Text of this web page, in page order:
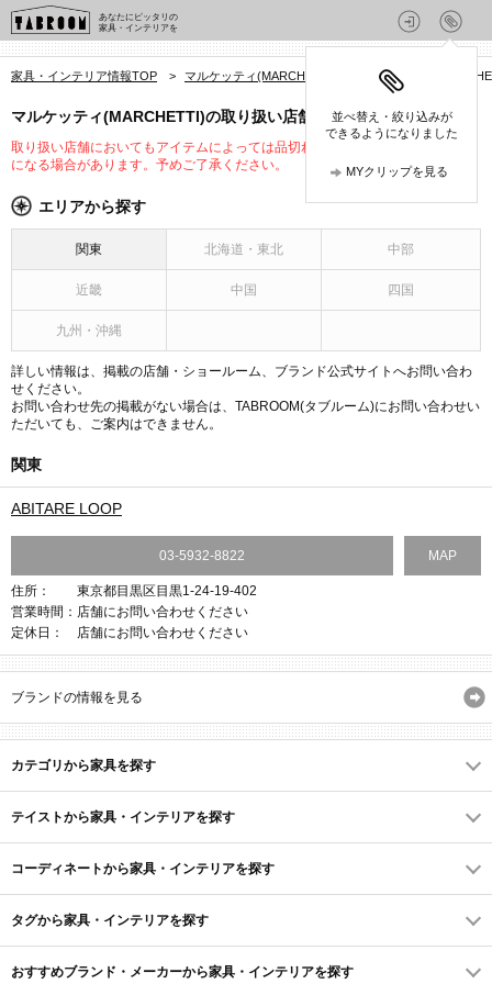
あなたにピッタリの
家具・インテリアを
並べ替え・絞り込みが
できるようになりました
MYクリップを見る
家具・インテリア情報TOP > マルケッティ(MARCHETTI) マルケッティ
マルケッティ(MARCHETTI)の取り扱い店舗・ショールーム
取り扱い店舗においてもアイテムによっては品切れや未入荷、取り扱いが変更
になる場合があります。予めご了承ください。
エリアから探す
関東 北海道・東北 中部
近畿 中国 四国
九州・沖縄
詳しい情報は、掲載の店舗・ショールーム、ブランド公式サイトへお問い合わ
せください。
お問い合わせ先の掲載がない場合は、TABROOM(タブルーム)にお問い合わせい
ただいても、ご案内はできません。
関東
ABITARE LOOP
03-5932-8822 MAP
住所：
東京都目黒区目黒1-24-19-402
営業時間： 店舗にお問い合わせください
定休日：
店舗にお問い合わせください
ブランドの情報を見る
カテゴリから家具を探す
テイストから家具・インテリアを探す
コーディネートから家具・インテリアを探す
タグから家具・インテリアを探す
おすすめブランド・メーカーから家具・インテリアを探す